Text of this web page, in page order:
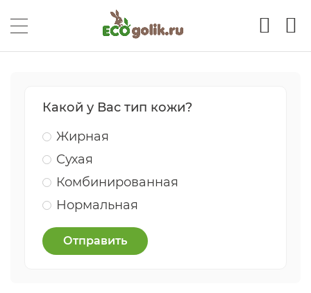
Какой у Вас тип кожи?
Жирная
Сухая
Комбинированная
Нормальная
Отправить